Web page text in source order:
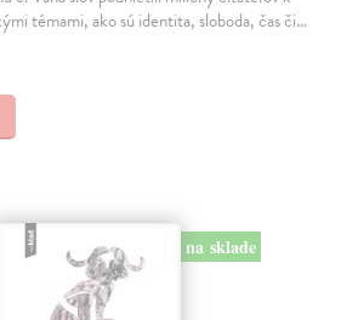
témami, ako sú identita, sloboda, čas či…
na sklade